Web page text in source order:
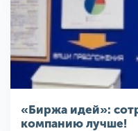
«Биржа идей»:
компанию лучше!